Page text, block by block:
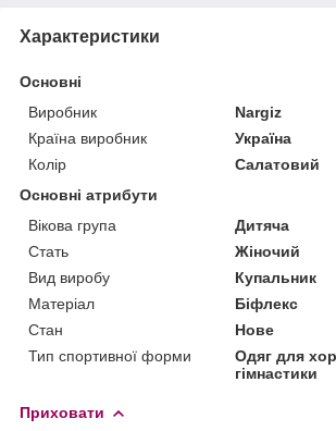
Характеристики
Основні
Виробник
Nargiz
Країна виробник
Україна
Колір
Салатовий
Основні атрибути
Вікова група
Дитяча
Стать
Жіночий
Вид виробу
Купальник
Матеріал
Біфлекс
Стан
Нове
Тип спортивної форми
Одяг для
гімнастики
Приховати